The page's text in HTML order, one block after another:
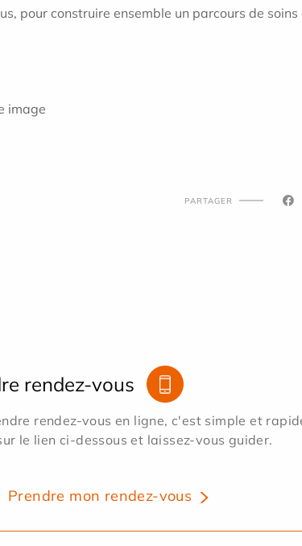
pour construire ensemble un parcours de
PARTAGER
rendez-vous
rendez-vous en ligne, c'est simple et
le lien ci-dessous et laissez-vous guider.
Prendre mon rendez-vous